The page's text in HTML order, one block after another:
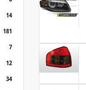
14
181
7
12
34